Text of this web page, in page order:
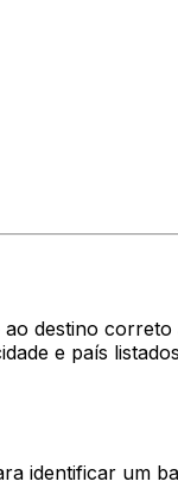
destino
e país
identificar um